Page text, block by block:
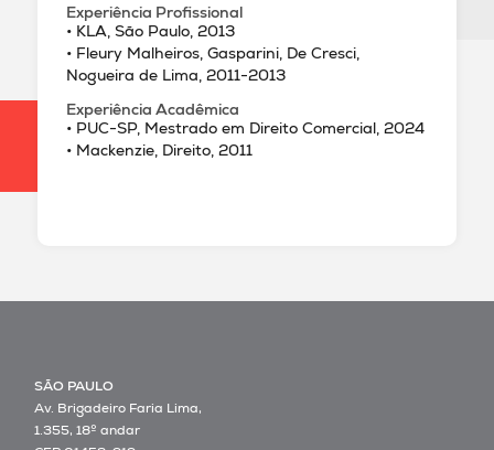
Experiência Profissional
• KLA, São Paulo, 2013
• Fleury Malheiros, Gasparini, De Cresci,
Nogueira de Lima, 2011-2013
Experiência Acadêmica
• PUC-SP, Mestrado em Direito Comercial, 2024
• Mackenzie, Direito, 2011
SÃO PAULO
Av. Brigadeiro Faria Lima,
1.355, 18º andar